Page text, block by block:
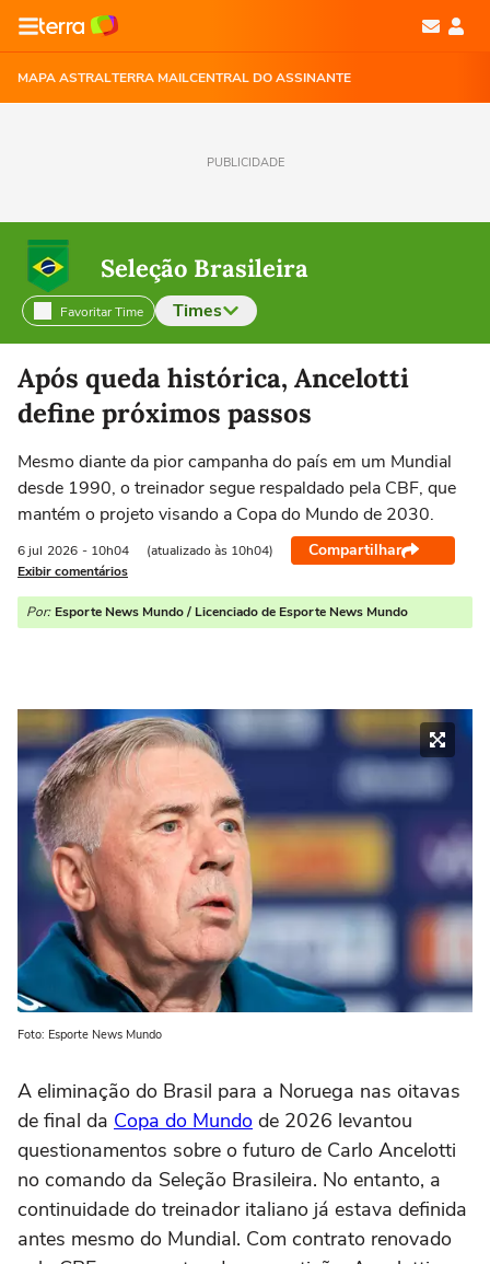
MAPA ASTRALTERRA MAILCENTRAL DO ASSINANTE
PUBLICIDADE
Seleção Brasileira
Favoritar Time Times
Selecione o time para ver as notícias
Após queda histórica, Ancelotti
define próximos passos
Mesmo diante da pior campanha do país em um Mundial
desde 1990, o treinador segue respaldado pela CBF, que
mantém o projeto visando a Copa do Mundo de 2030.
6 jul 2026 - 10h04 (atualizado às 10h04) Compartilhar
Exibir comentários
Por: Esporte News Mundo / Licenciado de Esporte News Mundo
Foto: Esporte News Mundo
A eliminação do Brasil para a Noruega nas oitavas
de final da Copa do Mundo de 2026 levantou
questionamentos sobre o futuro de Carlo Ancelotti
no comando da Seleção Brasileira. No entanto, a
continuidade do treinador italiano já estava definida
antes mesmo do Mundial. Com contrato renovado